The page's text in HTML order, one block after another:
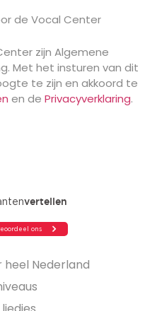
de Vocal Center
zijn Algemene
Met het insturen van dit
te zijn en akkoord te
en de Privacyverklaring.
heel Nederland